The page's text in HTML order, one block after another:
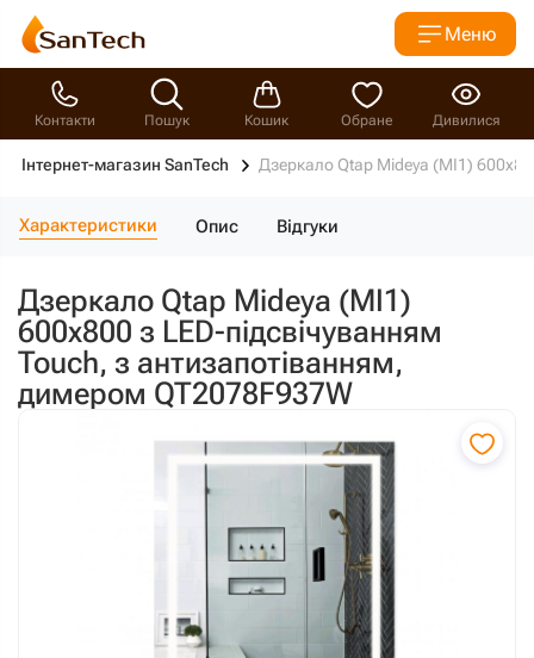
Меню
Контакти Пошук Кошик Обране Дивилися
Інтернет-магазин SanTech Дзеркало Qtap Mideya (MI1)
Характеристики Опис Відгуки
Дзеркало Qtap Mideya (MI1)
600х800 з LED-підсвічуванням
Touch, з антизапотіванням,
димером QT2078F937W